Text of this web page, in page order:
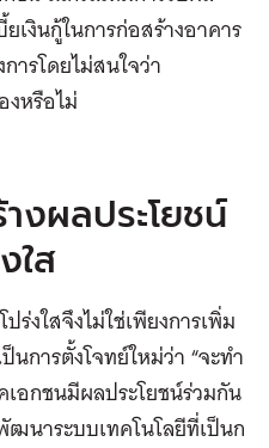
งินกู้ในการก่อสร้างอาคาร
ารโดยไม่สนใจว่า
หรือไม่
งผลประโยชน์
ใส
ร่งใสจึงไม่ใช่เพียงการเพิ่ม
การตั้งโจทย์ใหม่ว่า “จะทำ
เอกชนมีผลประโยชน์ร่วมกัน
ฒนาระบบเทคโนโลยีที่เป็นก